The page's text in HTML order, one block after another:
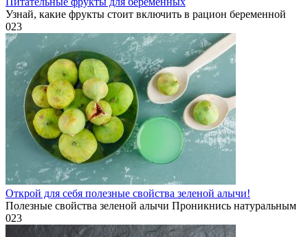
Узнай, какие фрукты стоит включить в рацион беременной
023
Открой для себя полезные свойства зеленой алычи!
Полезные свойства зеленой алычи Проникнись натуральным
023